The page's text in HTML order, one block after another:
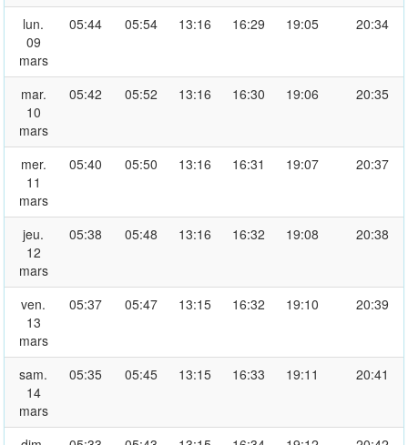
lun.
09
mars
05:44 05:54 13:16 16:29 19:05 20:34
mar.
10
mars
05:42 05:52 13:16 16:30 19:06 20:35
mer.
11
mars
05:40 05:50 13:16 16:31 19:07 20:37
jeu.
12
mars
05:38 05:48 13:16 16:32 19:08 20:38
ven.
13
mars
05:37 05:47 13:15 16:32 19:10 20:39
sam.
14
mars
05:35 05:45 13:15 16:33 19:11 20:41